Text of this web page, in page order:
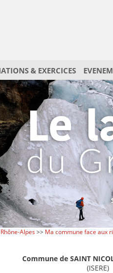
& EXERCICES
Alpes>> Ma commune face aux
Commune de SAINT
(ISERE)